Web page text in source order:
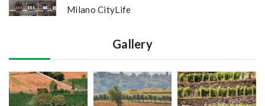
Milano CityLife
Gallery